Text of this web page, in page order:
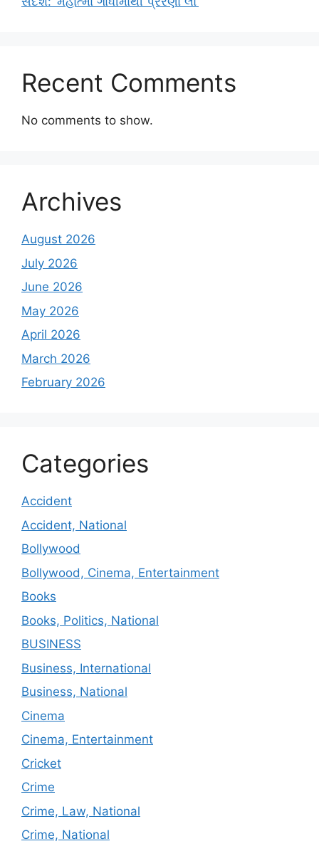
Recent Comments
No comments to show.
Archives
August 2026
July 2026
June 2026
May 2026
April 2026
March 2026
February 2026
Categories
Accident
Accident, National
Bollywood
Bollywood, Cinema, Entertainment
Books
Books, Politics, National
BUSINESS
Business, International
Business, National
Cinema
Cinema, Entertainment
Cricket
Crime
Crime, Law, National
Crime, National